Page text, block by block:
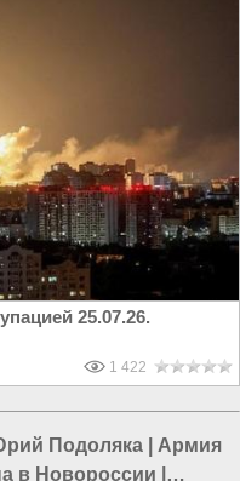
25.07.26.
1 422
Подоляка
Армия
в Новороссии